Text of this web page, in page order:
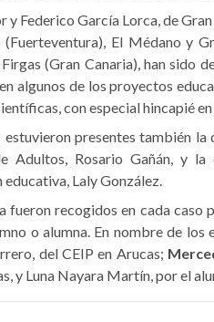
y Federico García Lorca, de
(Fuerteventura), El Médano y
(Gran Canaria), han sido
algunos de los proyectos
con especial hincapié en
estuvieron presentes también
Adultos, Rosario Gañán, y la
Laly González.
fueron recogidos en cada caso
o alumna. En nombre de
del CEIP en Arucas;
y Luna Nayara Martín, por el